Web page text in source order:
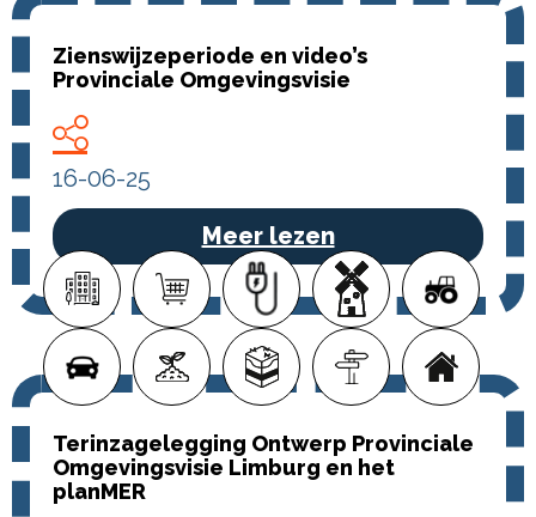
Zienswijzeperiode en video’s
Provinciale Omgevingsvisie
Meer lezen
16-06-25
Terinzagelegging Ontwerp Provinciale
Omgevingsvisie Limburg en het
planMER